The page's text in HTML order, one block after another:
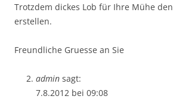
Trotzdem dickes Lob für Ihre Mühe
erstellen.
Freundliche Gruesse an Sie
admin sagt:
7.8.2012 bei 09:08